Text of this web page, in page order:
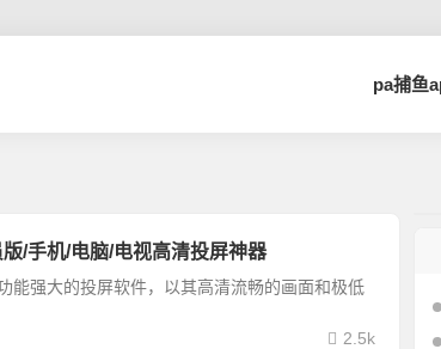
pa捕鱼
/手机/电脑/电视高清投屏神器
能强大的投屏软件，以其高清流畅的画面和极低
2.5k